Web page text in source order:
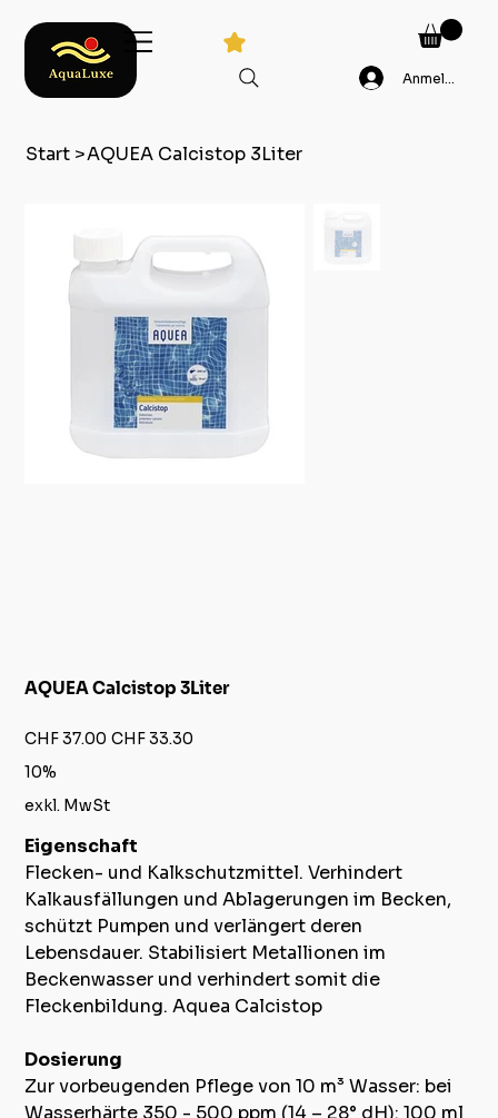
Anmelden
Start >AQUEA Calcistop 3Liter
AQUEA Calcistop 3Liter
Ursprünglicher
Preis
CHF 37.00 Angebotspreis
CHF 33.30
10%
exkl. MwSt
Eigenschaft
Flecken- und Kalkschutzmittel. Verhindert
Kalkausfällungen und Ablagerungen im Becken,
schützt Pumpen und verlängert deren
Lebensdauer. Stabilisiert Metallionen im
Beckenwasser und verhindert somit die
Fleckenbildung. Aquea Calcistop
Dosierung
Zur vorbeugenden Pflege von 10 m³ Wasser: bei
Wasserhärte 350 - 500 ppm (14 – 28° dH): 100 ml